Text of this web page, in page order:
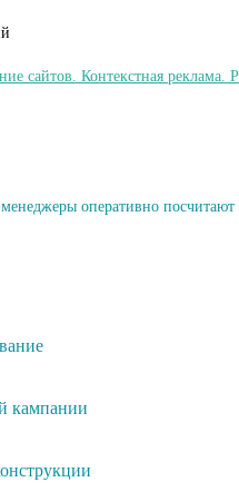
оперативно
кампании